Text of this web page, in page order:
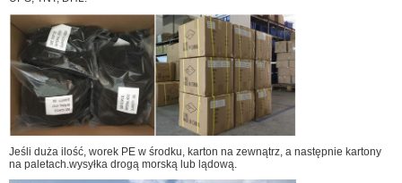
Jeśli duża ilość, worek PE w środku, karton na zewnątrz, a następnie kartony
na paletach.wysyłka drogą morską lub lądową.